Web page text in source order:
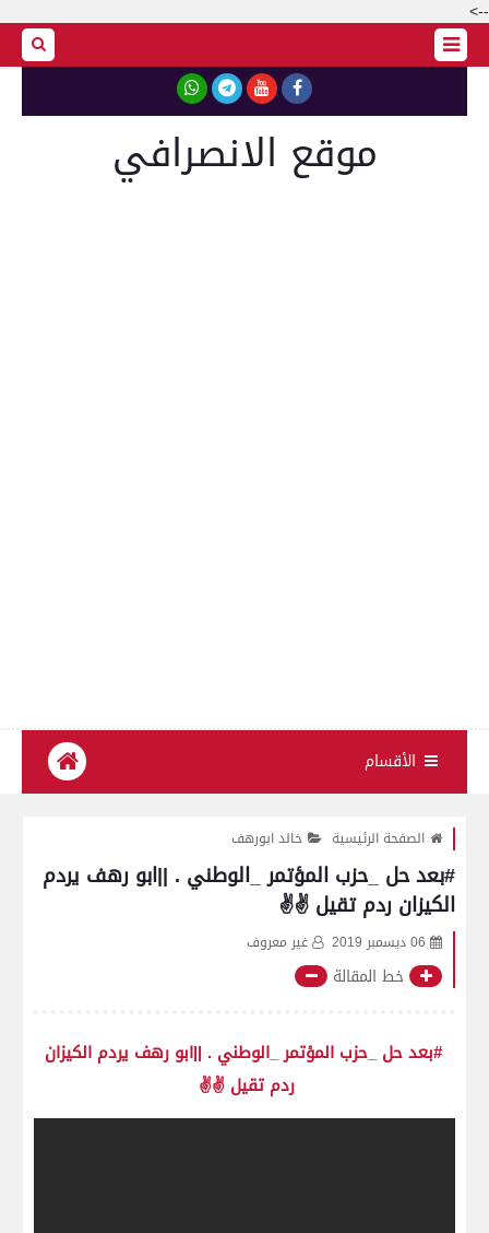
-->
موقع الانصرافي
الأقسام
الصفحة الرئيسية خالد ابورهف
#بعد حل _حزب المؤتمر _الوطني . ||ابو رهف يردم
الكيزان ردم تقيل ✌✌
06 ديسمبر 2019 غير معروف
خط المقالة
#بعد حل _حزب المؤتمر _الوطني . ||ابو رهف يردم الكيزان
ردم تقيل ✌✌